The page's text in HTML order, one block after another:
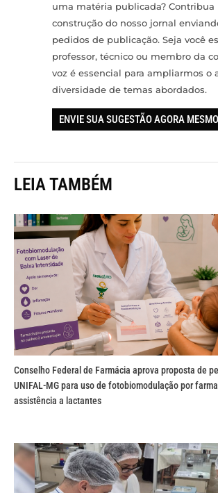
uma matéria publicada? Contribua
construção do nosso jornal
pedidos de publicação. Seja você
professor, técnico ou membro da
voz é essencial para ampliarmos o
diversidade de temas abordados.
ENVIE SUA SUGESTÃO AGORA MESMO
LEIA TAMBÉM
Conselho Federal de Farmácia aprova proposta de
UNIFAL-MG para uso de fotobiomodulação por
assistência a lactantes